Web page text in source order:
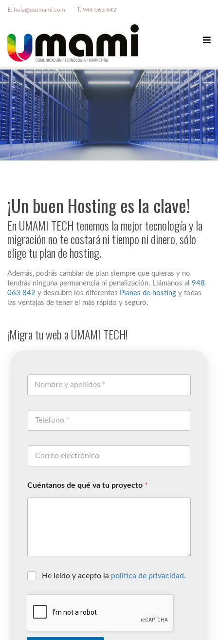
E. hola@esumami.com T. 948 063 842
¡Un buen Hosting es la clave!
En UMAMI TECH tenemos la mejor tecnología y la
migración no te costará ni tiempo ni dinero, sólo
elige tu plan de hosting.
Además, podrás cambiar de plan siempre que quieras y no
tendrás ninguna permanencia ni penalización. Llámanos al 948
063 842 y descubre los diferentes Planes de hosting y todas
las ventajas de tener el más rápido y seguro.
¡Migra tu web a UMAMI TECH!
Cuéntanos de qué va tu proyecto *
He leído y acepto la política de privacidad.